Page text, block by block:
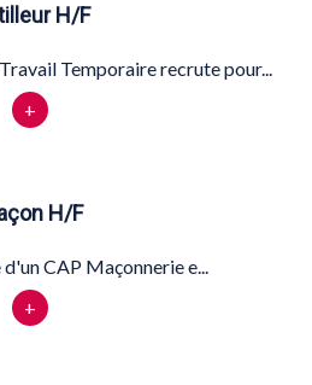
H/F
Temporaire recrute pour...
+
H/F
CAP Maçonnerie e...
+